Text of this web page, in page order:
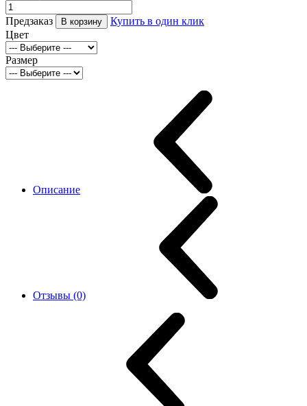
Предзаказ В корзину
Купить в один клик
Цвет
Размер
Описание
Отзывы (0)